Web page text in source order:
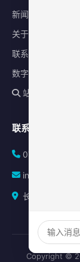
新闻中心
关于星泽
联系我们
数字化平台
站内搜索
联系方式
0731-
info@sonz.cn
长沙县泉塘街
Copyright ©